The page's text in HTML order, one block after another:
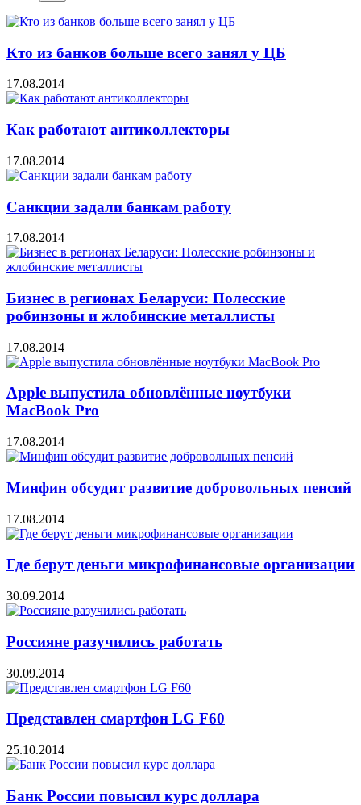
Кто из банков больше всего занял у ЦБ
17.08.2014
Как работают антиколлекторы
17.08.2014
Санкции задали банкам работу
17.08.2014
Бизнес в регионах Беларуси: Полесские
робинзоны и жлобинские металлисты
17.08.2014
Apple выпустила обновлённые ноутбуки
MacBook Pro
17.08.2014
Минфин обсудит развитие добровольных пенсий
17.08.2014
Где берут деньги микрофинансовые организации
30.09.2014
Россияне разучились работать
30.09.2014
Представлен смартфон LG F60
25.10.2014
Банк России повысил курс доллара